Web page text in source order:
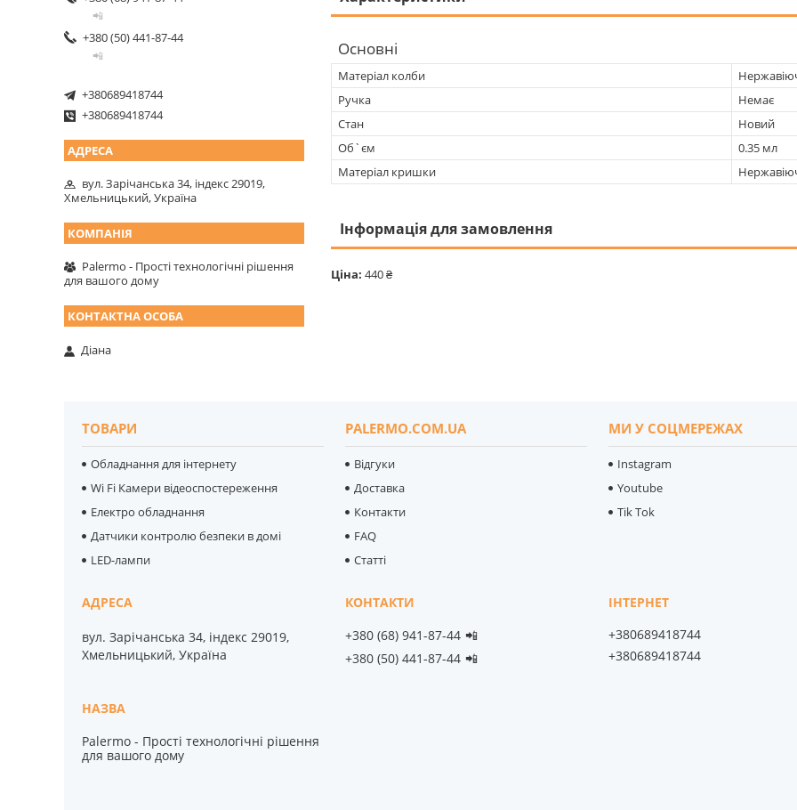
Основні
Матеріал колби
Ручка
Немає
Стан
Новий
Об`єм
0.35 мл
Матеріал кришки
Інформація для замовлення
Ціна: 440 ₴
📲
+380 (50) 441-87-44
📲
+380689418744
+380689418744
вул. Зарічанська 34, індекс 29019,
Хмельницький, Україна
Palermo - Прості технологічні рішення
для вашого дому
Діана
ТОВАРИ
Обладнання для інтернету
Wi Fi Камери відеоспостереження
Електро обладнання
Датчики контролю безпеки в домі
LED-лампи
PALERMO.COM.UA
Відгуки
Доставка
Контакти
FAQ
Статті
МИ У СОЦМЕРЕЖАХ
Instagram
Youtube
Tik Tok
вул. Зарічанська 34, індекс 29019,
Хмельницький, Україна
Palermo - Прості технологічні рішення
для вашого дому
+380 (68) 941-87-44 📲
+380 (50) 441-87-44 📲
+380689418744
+380689418744